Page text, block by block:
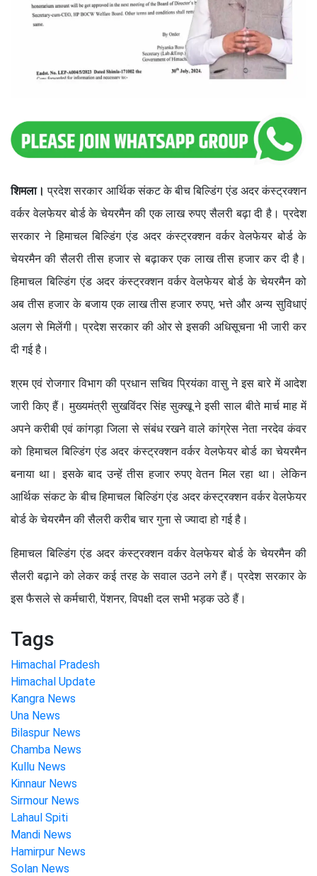
शिमला। प्रदेश सरकार आर्थिक संकट के बीच बिल्डिंग एंड अदर कंस्ट्रक्शन
वर्कर वेलफेयर बोर्ड के चेयरमैन की एक लाख रुपए सैलरी बढ़ा दी है। प्रदेश
सरकार ने हिमाचल बिल्डिंग एंड अदर कंस्ट्रक्शन वर्कर वेलफेयर बोर्ड के
चेयरमैन की सैलरी तीस हजार से बढ़ाकर एक लाख तीस हजार कर दी है।
हिमाचल बिल्डिंग एंड अदर कंस्ट्रक्शन वर्कर वेलफेयर बोर्ड के चेयरमैन को
अब तीस हजार के बजाय एक लाख तीस हजार रुपए, भत्ते और अन्य सुविधाएं
अलग से मिलेंगी। प्रदेश सरकार की ओर से इसकी अधिसूचना भी जारी कर
दी गई है।
श्रम एवं रोजगार विभाग की प्रधान सचिव प्रियंका वासु ने इस बारे में आदेश
जारी किए हैं। मुख्यमंत्री सुखविंदर सिंह सुक्खू ने इसी साल बीते मार्च माह में
अपने करीबी एवं कांगड़ा जिला से संबंध रखने वाले कांग्रेस नेता नरदेव कंवर
को हिमाचल बिल्डिंग एंड अदर कंस्ट्रक्शन वर्कर वेलफेयर बोर्ड का चेयरमैन
बनाया था। इसके बाद उन्हें तीस हजार रुपए वेतन मिल रहा था। लेकिन
आर्थिक संकट के बीच हिमाचल बिल्डिंग एंड अदर कंस्ट्रक्शन वर्कर वेलफेयर
बोर्ड के चेयरमैन की सैलरी करीब चार गुना से ज्यादा हो गई है।
हिमाचल बिल्डिंग एंड अदर कंस्ट्रक्शन वर्कर वेलफेयर बोर्ड के चेयरमैन की
सैलरी बढ़ाने को लेकर कई तरह के सवाल उठने लगे हैं। प्रदेश सरकार के
इस फैसले से कर्मचारी, पेंशनर, विपक्षी दल सभी भड़क उठे हैं।
Tags
Himachal Pradesh
Himachal Update
Kangra News
Una News
Bilaspur News
Chamba News
Kullu News
Kinnaur News
Sirmour News
Lahaul Spiti
Mandi News
Hamirpur News
Solan News